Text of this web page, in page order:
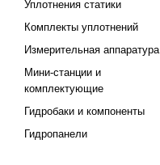
Уплотнения статики
Комплекты уплотнений
Измерительная аппаратура
Мини-станции и
комплектующие
Гидробаки и компоненты
Гидропанели